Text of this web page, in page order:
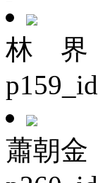
林 界（
p159_id
蕭朝金